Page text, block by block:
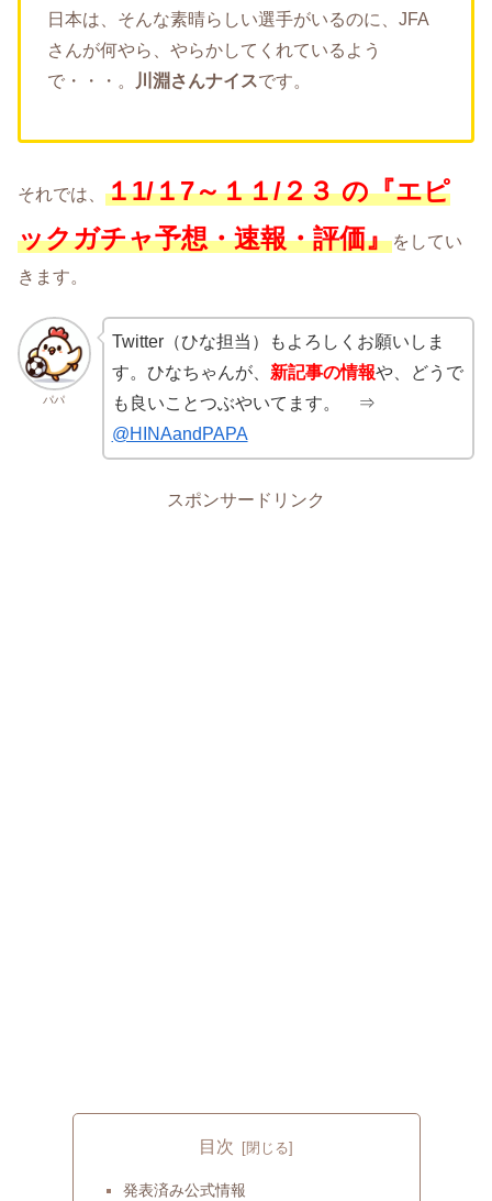
日本は、そんな素晴らしい選手がいるのに、JFA
さんが何やら、やらかしてくれているよう
で・・・。
川淵さんナイスです。
それでは、 １1/１7～１１/２３の『エピ
ックガチャ予想・速報・評価』をしてい
きます。
パパ
Twitter（ひな担当）もよろしくお願いしま
す。ひなちゃんが、 新記事の情報や、どうで
も良いことつぶやいてます。 ⇒
@HINAandPAPA
スポンサードリンク
目次
発表済み公式情報